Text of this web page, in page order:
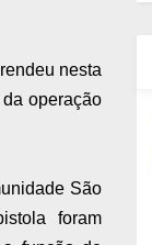
nesta
operação
São
foram